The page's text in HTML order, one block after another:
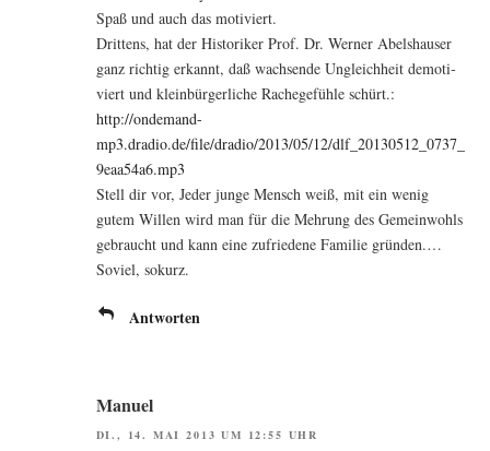
Spaß und auch das motiviert.
Drit­tens, hat der His­to­ri­ker Prof. Dr. Wer­ner Abels­hau­ser
ganz rich­tig erkannt, daß wach­sen­de Ungleich­heit demo­ti­
viert und klein­bür­ger­li­che Rache­ge­füh­le schürt.:
http://ondemand-
mp3.dradio.de/file/dradio/2013/05/12/dlf_20130512_0737_
9eaa54a6.mp3
Stell dir vor, Jeder jun­ge Mensch weiß, mit ein wenig
gutem Wil­len wird man für die Meh­rung des Gemein­wohls
gebraucht und kann eine zufrie­de­ne Fami­lie gründen.…
Soviel, sokurz.
Antworten
Manuel
DI., 14. MAI 2013 UM 12:55 UHR